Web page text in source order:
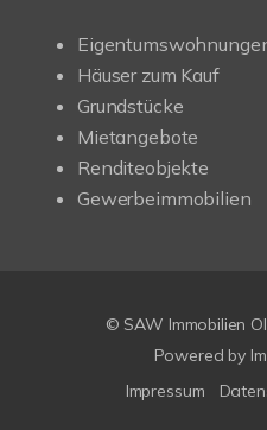
Häuser zum Kauf
Grundstücke
Mietangebote
Renditeobjekte
Gewerbeimmobilien
© SAW Immobilien
Powered by
Impressum